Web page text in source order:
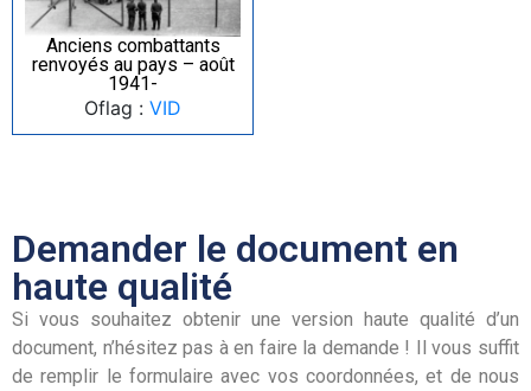
Anciens combattants
renvoyés au pays – août
1941-
Oflag : VID
Demander le document en
haute qualité
Si vous souhaitez obtenir une version haute qualité d’un
document, n’hésitez pas à en faire la demande ! Il vous suffit
de remplir le formulaire avec vos coordonnées, et de nous